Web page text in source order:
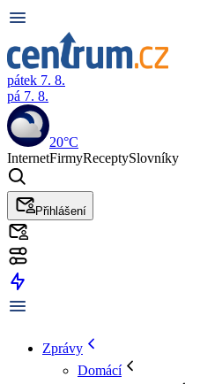
pátek 7. 8.
pá 7. 8.
20°C
InternetFirmyReceptySlovníky
Přihlášení
Zprávy
Domácí